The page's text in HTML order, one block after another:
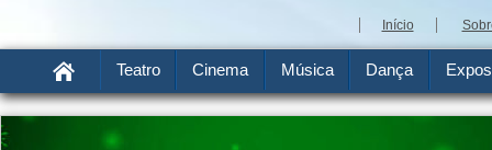
Início
Teatro Cinema Música Dança